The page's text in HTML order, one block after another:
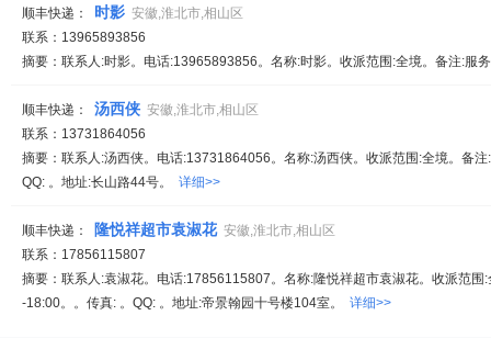
顺丰快递： 时影 安徽,淮北市,相山区
联系：13965893856
摘要：联系人:时影。电话:13965893856。名称:时影。收派范围:全境。备注:服
顺丰快递： 汤西侠 安徽,淮北市,相山区
联系：13731864056
摘要：联系人:汤西侠。电话:13731864056。名称:汤西侠。收派范围:全境。备
QQ: 。地址:长山路44号。 详细>>
顺丰快递： 隆悦祥超市袁淑花 安徽,淮北市,相山区
联系：17856115807
摘要：联系人:袁淑花。电话:17856115807。名称:隆悦祥超市袁淑花。收派范围
-18:00。。传真: 。QQ: 。地址:帝景翰园十号楼104室。 详细>>